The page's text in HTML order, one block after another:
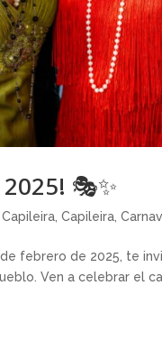
🎭✨
,Capileira ,Capileira ,
febrero de 2025, te
Ven a celebrar el